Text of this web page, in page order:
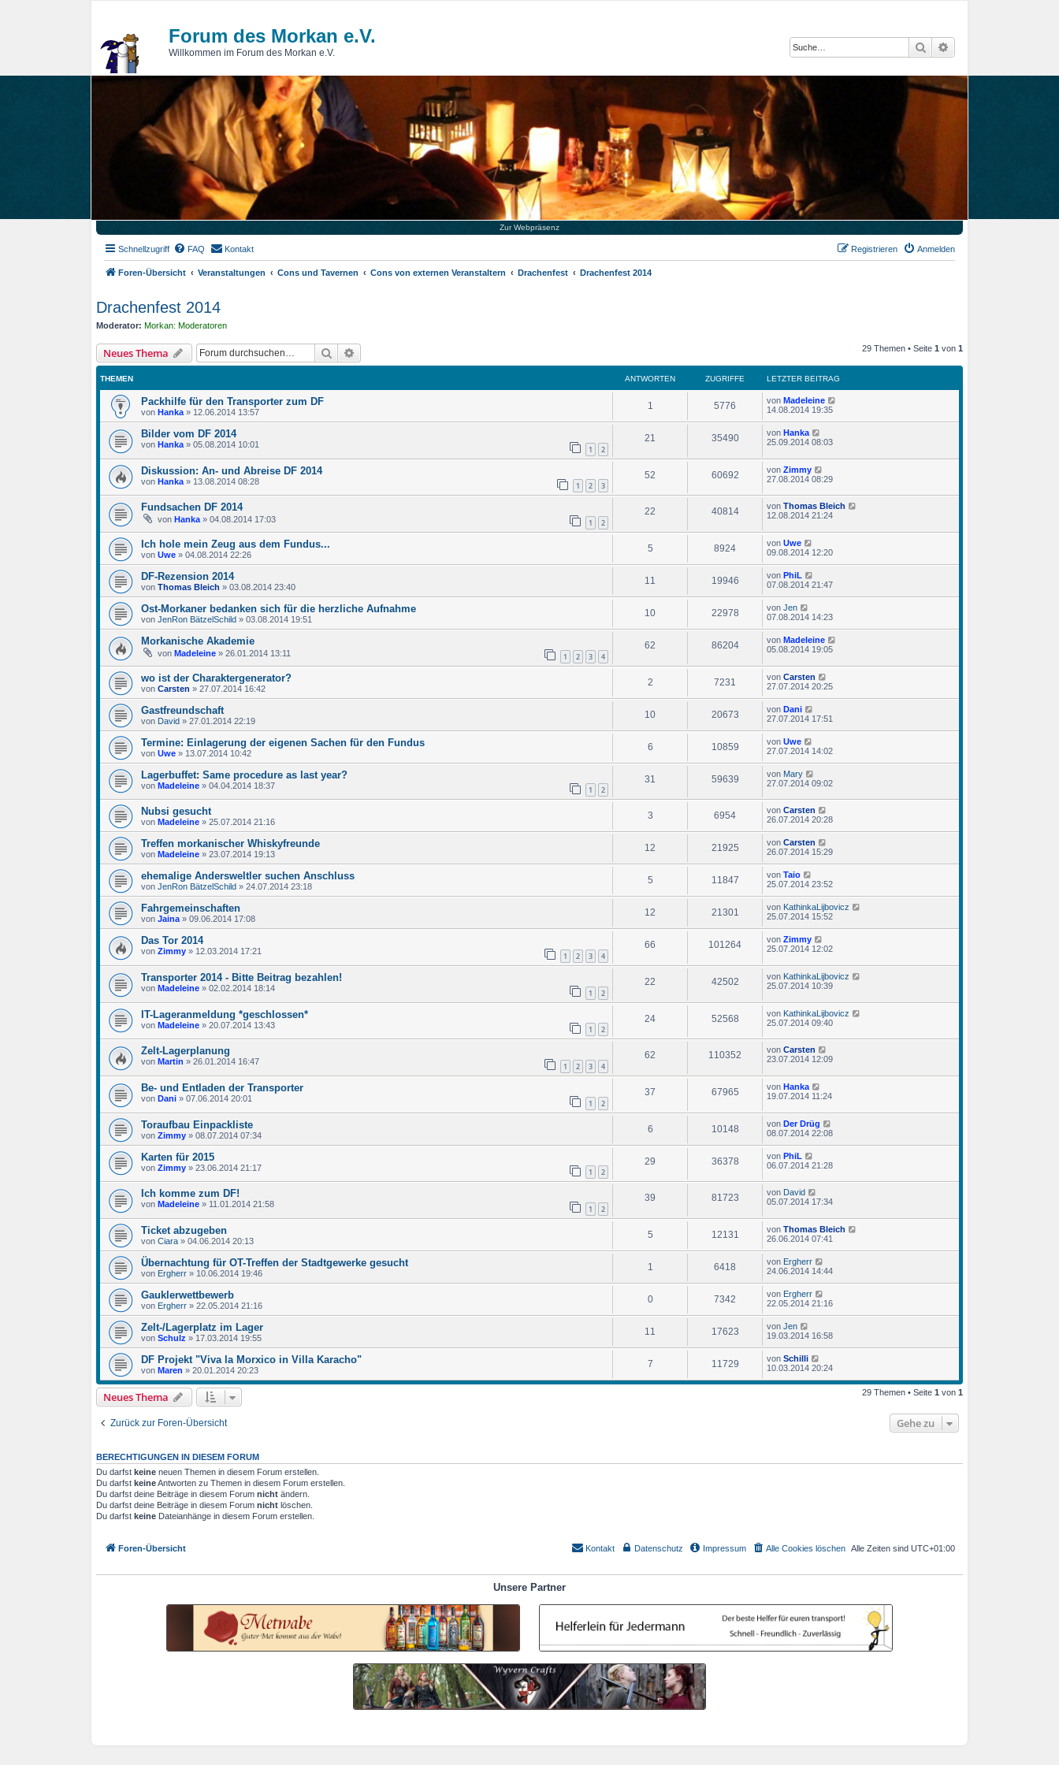
Forum des Morkan e.V.
Willkommen im Forum des Morkan e.V. Suche
Zur Webpräsenz
Schnellzugriff FAQ Kontakt Anmelden
Registrieren
Foren-Übersicht Veranstaltungen Cons und Tavernen Cons von externen Veranstaltern Drachenfest Drachenfest 2014
Drachenfest 2014
Moderator: Morkan: Moderatoren
Neues Thema Suche 29 Themen • Seite 1 von 1
THEMEN ANTWORTEN ZUGRIFFE LETZTER BEITRAG
Packhilfe für den Transporter zum DF
von Hanka » 12.06.2014 13:57
1 5776 von Madeleine
14.08.2014 19:35
Bilder vom DF 2014
von Hanka » 05.08.2014 10:01 1 2
21 35490 von Hanka
25.09.2014 08:03
Diskussion: An- und Abreise DF 2014
von Hanka » 13.08.2014 08:28 1 2 3
52 60692 von Zimmy
27.08.2014 08:29
Fundsachen DF 2014
von Hanka » 04.08.2014 17:03 1 2
22 40814 von Thomas Bleich
12.08.2014 21:24
Ich hole mein Zeug aus dem Fundus...
von Uwe » 04.08.2014 22:26
5 8924 von Uwe
09.08.2014 12:20
DF-Rezension 2014
von Thomas Bleich » 03.08.2014 23:40
11 19946 von PhiL
07.08.2014 21:47
Ost-Morkaner bedanken sich für die herzliche Aufnahme
von JenRon BätzelSchild » 03.08.2014 19:51
10 22978 von Jen
07.08.2014 14:23
Morkanische Akademie
von Madeleine » 26.01.2014 13:11 1 2 3 4
62 86204 von Madeleine
05.08.2014 19:05
wo ist der Charaktergenerator?
von Carsten » 27.07.2014 16:42
2 7231 von Carsten
27.07.2014 20:25
Gastfreundschaft
von David » 27.01.2014 22:19
10 20673 von Dani
27.07.2014 17:51
Termine: Einlagerung der eigenen Sachen für den Fundus
von Uwe » 13.07.2014 10:42
6 10859 von Uwe
27.07.2014 14:02
Lagerbuffet: Same procedure as last year?
von Madeleine » 04.04.2014 18:37 1 2
31 59639 von Mary
27.07.2014 09:02
Nubsi gesucht
von Madeleine » 25.07.2014 21:16
3 6954 von Carsten
26.07.2014 20:28
Treffen morkanischer Whiskyfreunde
von Madeleine » 23.07.2014 19:13
12 21925 von Carsten
26.07.2014 15:29
ehemalige Andersweltler suchen Anschluss
von JenRon BätzelSchild » 24.07.2014 23:18
5 11847 von Taio
25.07.2014 23:52
Fahrgemeinschaften
von Jaina » 09.06.2014 17:08
12 21301 von KathinkaLijbovicz
25.07.2014 15:52
Das Tor 2014
von Zimmy » 12.03.2014 17:21 1 2 3 4
66 101264 von Zimmy
25.07.2014 12:02
Transporter 2014 - Bitte Beitrag bezahlen!
von Madeleine » 02.02.2014 18:14 1 2
22 42502 von KathinkaLijbovicz
25.07.2014 10:39
IT-Lageranmeldung *geschlossen*
von Madeleine » 20.07.2014 13:43 1 2
24 52568 von KathinkaLijbovicz
25.07.2014 09:40
Zelt-Lagerplanung
von Martin » 26.01.2014 16:47 1 2 3 4
62 110352 von Carsten
23.07.2014 12:09
Be- und Entladen der Transporter
von Dani » 07.06.2014 20:01 1 2
37 67965 von Hanka
19.07.2014 11:24
Toraufbau Einpackliste
von Zimmy » 08.07.2014 07:34
6 10148 von Der Drüg
08.07.2014 22:08
Karten für 2015
von Zimmy » 23.06.2014 21:17 1 2
29 36378 von PhiL
06.07.2014 21:28
Ich komme zum DF!
von Madeleine » 11.01.2014 21:58 1 2
39 81723 von David
05.07.2014 17:34
Ticket abzugeben
von Ciara » 04.06.2014 20:13
5 12131 von Thomas Bleich
26.06.2014 07:41
Übernachtung für OT-Treffen der Stadtgewerke gesucht
von Ergherr » 10.06.2014 19:46
1 6418 von Ergherr
24.06.2014 14:44
Gauklerwettbewerb
von Ergherr » 22.05.2014 21:16
0 7342 von Ergherr
22.05.2014 21:16
Zelt-/Lagerplatz im Lager
von Schulz » 17.03.2014 19:55
11 17623 von Jen
19.03.2014 16:58
DF Projekt "Viva la Morxico in Villa Karacho"
von Maren » 20.01.2014 20:23
7 11729 von Schilli
10.03.2014 20:24
Neues Thema 29 Themen • Seite 1 von 1
Zurück zur Foren-Übersicht Gehe zu
BERECHTIGUNGEN IN DIESEM FORUM
Du darfst keine neuen Themen in diesem Forum erstellen.
Du darfst keineAntworten zu Themen in diesem Forum erstellen.
Du darfst deine Beiträge in diesem Forum nicht ändern.
Du darfst deine Beiträge in diesem Forum nicht löschen.
Du darfst keine Dateianhänge in diesem Forum erstellen.
Foren-Übersicht Alle Zeiten sind UTC+01:00
Alle Cookies löschen
Impressum
Datenschutz
Kontakt
Unsere Partner